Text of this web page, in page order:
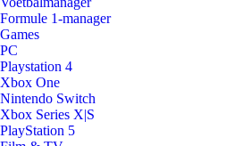
Formule 1-manager
Games
PC
Playstation 4
Xbox One
Nintendo Switch
Xbox Series X|S
PlayStation 5